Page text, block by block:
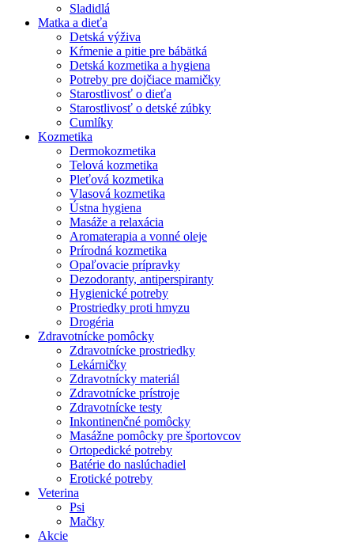
Sladidlá
Matka a dieťa
Detská výživa
Kŕmenie a pitie pre bábätká
Detská kozmetika a hygiena
Potreby pre dojčiace mamičky
Starostlivosť o dieťa
Starostlivosť o detské zúbky
Cumlíky
Kozmetika
Dermokozmetika
Telová kozmetika
Pleťová kozmetika
Vlasová kozmetika
Ústna hygiena
Masáže a relaxácia
Aromaterapia a vonné oleje
Prírodná kozmetika
Opaľovacie prípravky
Dezodoranty, antiperspiranty
Hygienické potreby
Prostriedky proti hmyzu
Drogéria
Zdravotnícke pomôcky
Zdravotnícke prostriedky
Lekárničky
Zdravotnícky materiál
Zdravotnícke prístroje
Zdravotnícke testy
Inkontinenčné pomôcky
Masážne pomôcky pre športovcov
Ortopedické potreby
Batérie do naslúchadiel
Erotické potreby
Veterina
Psi
Mačky
Akcie